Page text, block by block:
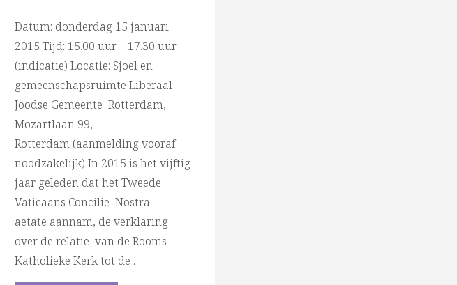
Datum: donderdag 15 januari
2015 Tijd: 15.00 uur – 17.30 uur
(indicatie) Locatie: Sjoel en
gemeenschapsruimte Liberaal
Joodse Gemeente Rotterdam,
Mozartlaan 99,
Rotterdam (aanmelding vooraf
noodzakelijk) In 2015 is het vijftig
jaar geleden dat het Tweede
Vaticaans Concilie Nostra
aetate aannam, de verklaring
over de relatie van de Rooms-
Katholieke Kerk tot de …